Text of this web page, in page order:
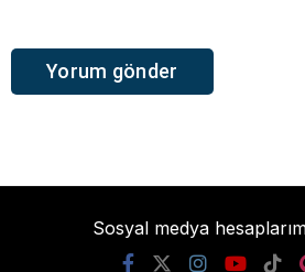
Sosyal medya